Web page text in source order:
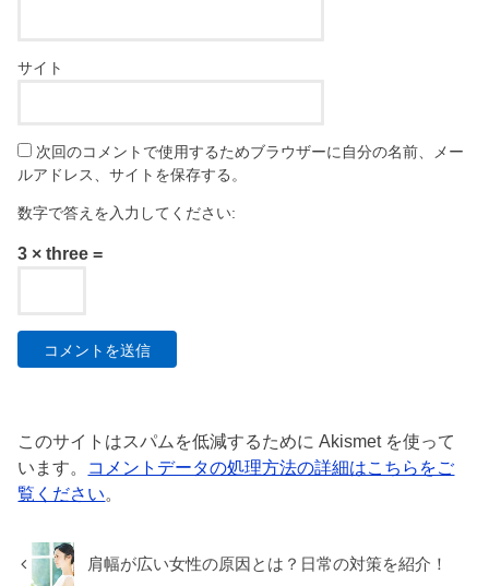
サイト
次回のコメントで使用するためブラウザーに自分の名前、メー
ルアドレス、サイトを保存する。
数字で答えを入力してください:
3 × three =
このサイトはスパムを低減するために Akismet を使って
います。 コメントデータの処理方法の詳細はこちらをご
覧ください。
肩幅が広い女性の原因とは？日常の対策を紹介！